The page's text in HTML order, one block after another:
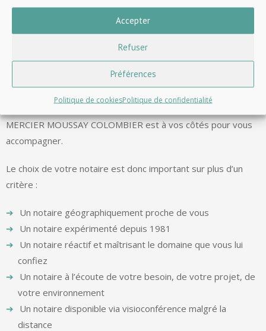
Accepter
Refuser
Préférences
Politique de cookiesPolitique de confidentialité
Droits Frais d’Héritage – Choisir un
notaire pour vous accompagner​
notaires de Paris 17 GUILBAUD MALAMUD
MERCIER MOUSSAY COLOMBIER est à vos côtés pour vous
accompagner.
Le choix de votre notaire est donc important sur plus d’un
critère :
Un notaire géographiquement proche de vous
Un notaire expérimenté depuis 1981
Un notaire réactif et maîtrisant le domaine que vous lui
confiez
Un notaire à l’écoute de votre besoin, de votre projet, de
votre environnement
Un notaire disponible via visioconférence malgré la
distance